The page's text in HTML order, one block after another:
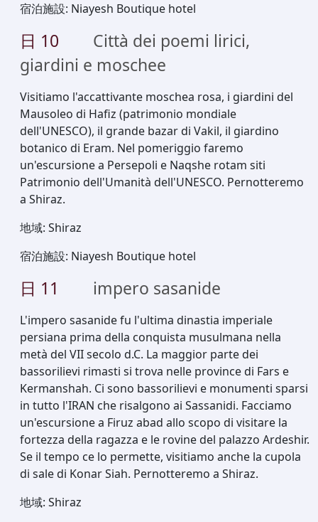
宿泊施設: Niayesh Boutique hotel
日 10
Città dei poemi lirici,
giardini e moschee
Visitiamo l'accattivante moschea rosa, i giardini del
Mausoleo di Hafiz (patrimonio mondiale
dell'UNESCO), il grande bazar di Vakil, il giardino
botanico di Eram. Nel pomeriggio faremo
un'escursione a Persepoli e Naqshe rotam siti
Patrimonio dell'Umanità dell'UNESCO. Pernotteremo
a Shiraz.
地域: Shiraz
宿泊施設: Niayesh Boutique hotel
日 11 impero sasanide
L'impero sasanide fu l'ultima dinastia imperiale
persiana prima della conquista musulmana nella
metà del VII secolo d.C. La maggior parte dei
bassorilievi rimasti si trova nelle province di Fars e
Kermanshah. Ci sono bassorilievi e monumenti sparsi
in tutto l'IRAN che risalgono ai Sassanidi. Facciamo
un'escursione a Firuz abad allo scopo di visitare la
fortezza della ragazza e le rovine del palazzo Ardeshir.
Se il tempo ce lo permette, visitiamo anche la cupola
di sale di Konar Siah. Pernotteremo a Shiraz.
地域: Shiraz